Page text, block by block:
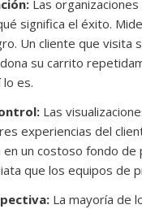
Las
significa el éxito.
Un cliente que visita
su carrito
es.
Las
experiencias del
un costoso fondo de
que los equipos de
La mayoría de